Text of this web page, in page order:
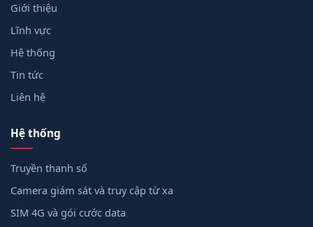
Giới thiệu
Lĩnh vực
Hệ thống
Tin tức
Liên hệ
Hệ thống
Truyền thanh số
Camera giám sát và truy cập từ xa
SIM 4G và gói cước data